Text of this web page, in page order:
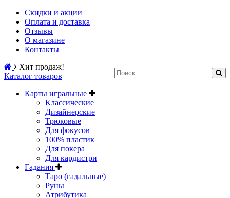
Скидки и акции
Оплата и доставка
Отзывы
О магазине
Контакты
Хит продаж!
Каталог товаров
Карты игральные
Классические
Дизайнерские
Трюковые
Для фокусов
100% пластик
Для покера
Для кардистри
Гадания
Таро (гадальные)
Руны
Атрибутика